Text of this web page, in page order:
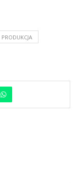
PRODUKCJA